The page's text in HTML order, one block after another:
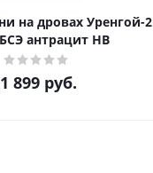
на дровах Уренгой-2
антрацит НВ
899руб.